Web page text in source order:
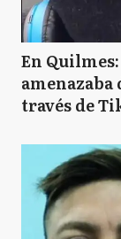
En
través de